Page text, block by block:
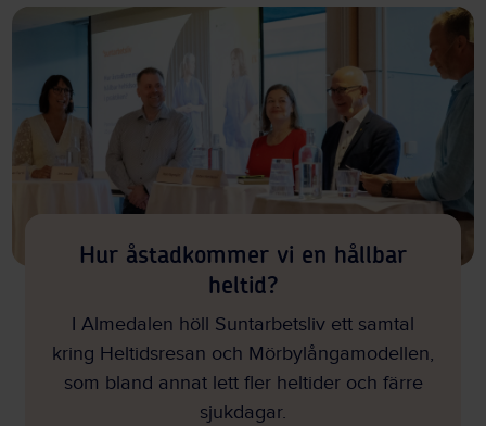
Hur åstadkommer vi en hållbar
heltid?
I Almedalen höll Suntarbetsliv ett samtal
kring Heltidsresan och Mörbylångamodellen,
som bland annat lett fler heltider och färre
sjukdagar.